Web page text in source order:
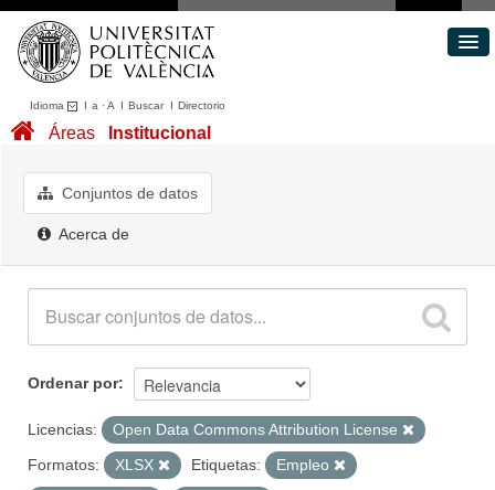
Idioma I a ·A I BuscarI Directorio
Conjuntos de datos
Acerca de
Áreas Institucional
Conjuntos de datos
Acerca de
Ordenar por
Licencias:
Open Data Commons Attribution License
Formatos:
XLSX Etiquetas:
Empleo